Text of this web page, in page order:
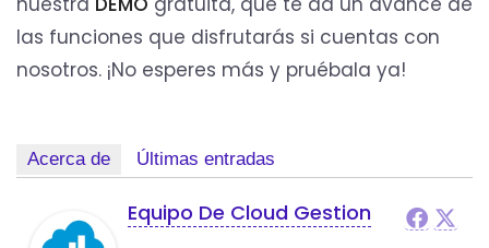
las funciones que disfrutarás si cuentas con
nosotros. ¡No esperes más y pruébala ya!
Acerca de Últimas entradas
Equipo De Cloud Gestion